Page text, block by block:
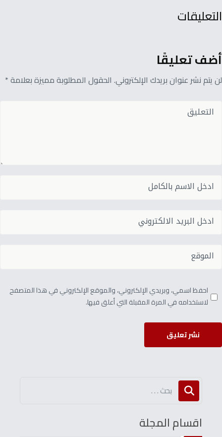
التعليقات
أضف تعليقًا
لن يتم نشر عنوان بريدك الإلكتروني. الحقول المطلوبة مميزة بعلامة *
احفظ اسمي، وبريدي الإلكتروني، والموقع الإلكتروني في هذا المتصفح
لاستخدامه في المرة المقبلة التي أعلق فيها.
نشر تعليق
اقسام المجلة